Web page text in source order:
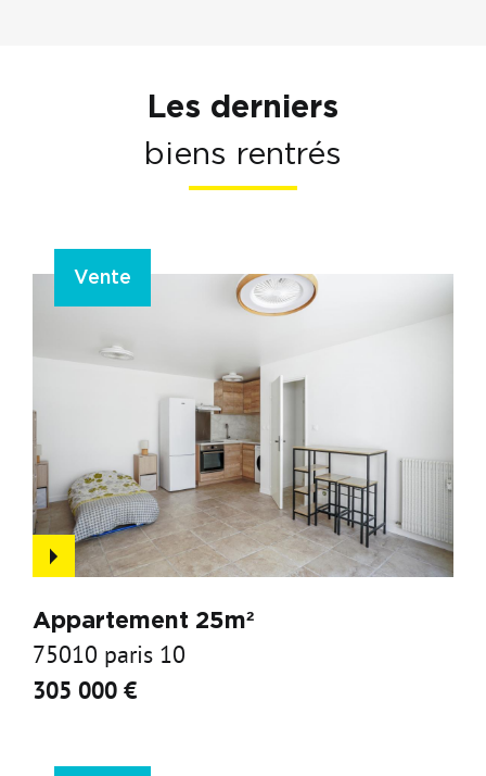
Les derniers
biens rentrés
Vente
Appartement 25m²
75010 paris 10
305 000 €